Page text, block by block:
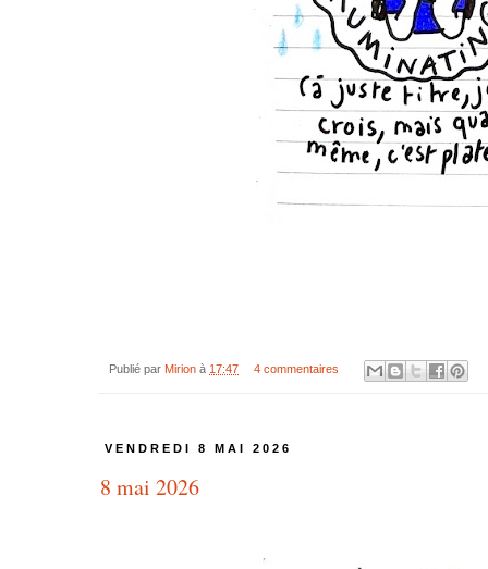
Publié par Mirion à 17:47 4 commentaires
VENDREDI 8 MAI 2026
8 mai 2026